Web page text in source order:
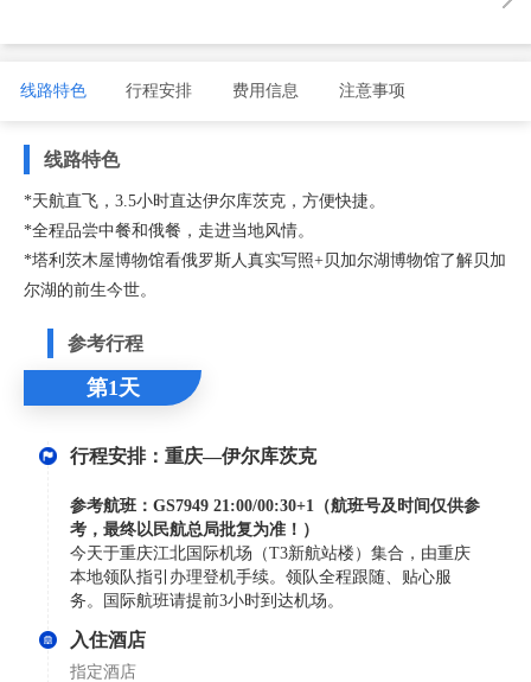
线路特色 行程安排 费用信息 注意事项
线路特色
*天航直飞，3.5小时直达伊尔库茨克，方便快捷。
*全程品尝中餐和俄餐，走进当地风情。
*塔利茨木屋博物馆看俄罗斯人真实写照+贝加尔湖博物馆了解贝加
尔湖的前生今世。
参考行程
第1天
行程安排：重庆—伊尔库茨克
参考航班： GS7949 21:00/00:30+1 （航班号及时间仅供参
考，最终以民航总局批复为准！）
今天于重庆江北国际机场（T3新航站楼）集合，由重庆
本地领队指引办理登机手续。领队全程跟随、贴心服
务。国际航班请提前3小时到达机场。
入住酒店
指定酒店